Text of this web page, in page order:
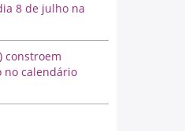
8 de julho na
constroem
no calendário